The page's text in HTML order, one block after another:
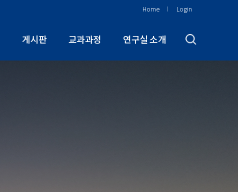
Home Login
게시판 교과과정 연구실 소개